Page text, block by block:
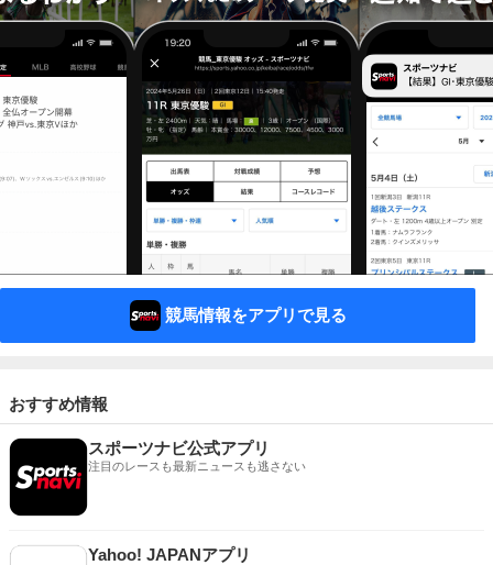
競馬情報をアプリで見る
おすすめ情報
スポーツナビ公式アプリ
注目のレースも最新ニュースも逃さない
Yahoo! JAPANアプリ